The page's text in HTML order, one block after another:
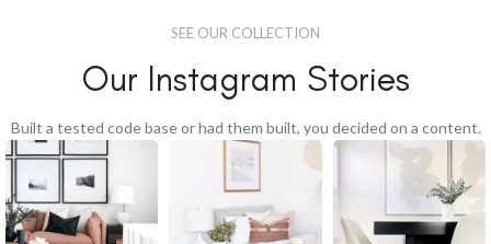
SEE OUR COLLECTION
Our Instagram Stories
Built a tested code base or had them built, you decided on a content.